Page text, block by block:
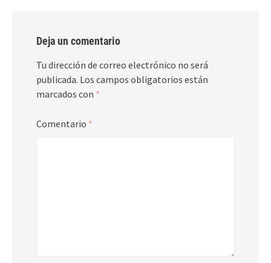
Deja un comentario
Tu dirección de correo electrónico no será
publicada. Los campos obligatorios están
marcados con *
Comentario *